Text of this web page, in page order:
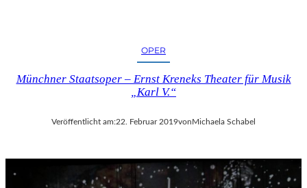
OPER
Münchner Staatsoper – Ernst Kreneks Theater für Musik
„Karl V.“
Veröffentlicht am:22. Februar 2019vonMichaela Schabel